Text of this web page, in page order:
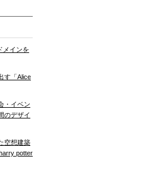
メインを
す「Alice
・イベン
のデザイ
空想建築
potter